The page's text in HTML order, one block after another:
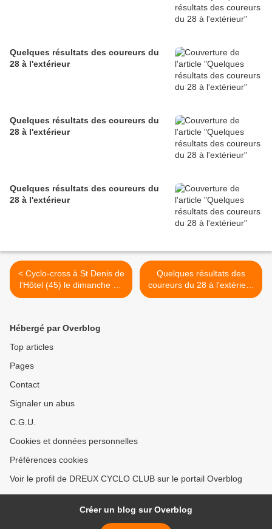
Quelques résultats des coureurs du
28 à l'extérieur
Quelques résultats des coureurs du
28 à l'extérieur
Quelques résultats des coureurs du
28 à l'extérieur
< Cyclo-cross à St Denis de
l'Hôtel (45) le dimanche 26
novembre 2023
Quelques résultats des
coureurs du 28 à l'extérieur
>
Hébergé par Overblog
Top articles
Pages
Contact
Signaler un abus
C.G.U.
Cookies et données personnelles
Préférences cookies
Voir le profil de DREUX CYCLO CLUB sur le portail Overblog
Créer un blog sur Overblog